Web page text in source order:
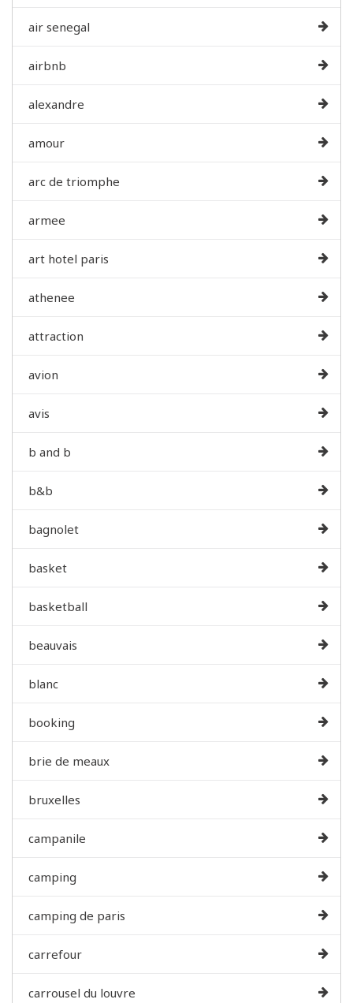
air senegal
airbnb
alexandre
amour
arc de triomphe
armee
art hotel paris
athenee
attraction
avion
avis
b and b
b&b
bagnolet
basket
basketball
beauvais
blanc
booking
brie de meaux
bruxelles
campanile
camping
camping de paris
carrefour
carrousel du louvre